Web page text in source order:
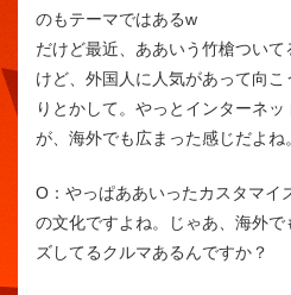
のもテーマではあるw
だけど最近、ああいう竹槍つい
けど、外国人に人気があって向
りとかして。やっとインターネ
が、海外でも広まった感じだよね。
O： やっぱああいったカスタマイ
の文化ですよね。じゃあ、海外
ズしてるクルマあるんですか？